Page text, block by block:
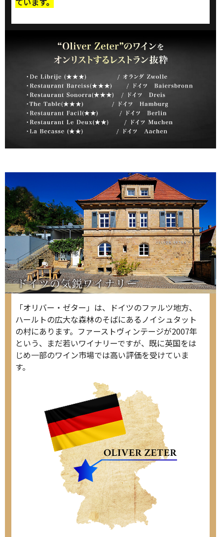
「オリバー・ゼター」は、ドイツのファルツ地方、
ハールトの広大な森林のそばにあるノイシュタット
の村にあります。ファーストヴィンテージが2007年
という、まだ若いワイナリーですが、既に英国をは
じめ一部のワイン市場では高い評価を受けていま
す。